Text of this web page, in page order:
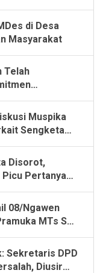
di Desa
Masyarakat
Telah
Muspika
Sengketa
Disorot,
Pertanyaan
08/Ngawen
MTs Se-
Sekretaris DPD
Diusir